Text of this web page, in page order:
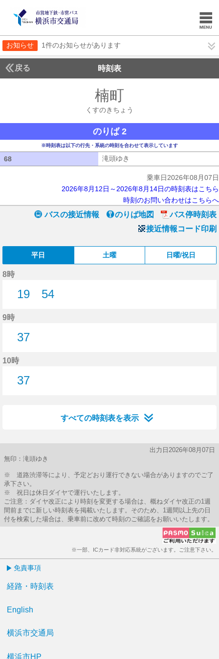
お知らせ 1件のお知らせがあります
戻る 時刻表
楠町
くすのきちょう
のりば 2
※時刻表は以下の行先・系統の時刻を合わせて表示しています
68 滝頭ゆき
乗車日2026年08月07日
2026年8月12日～2026年8月14日の時刻表はこちら
時刻のお問い合わせはこちらへ
バスの接近情報 のりば地図
バス停時刻表
接近情報コード印刷
平日 土曜 日曜/祝日
8時
19
54
9時
37
10時
37
すべての時刻表を表示
出力日2026年08月07日
無印：滝頭ゆき
※ 道路渋滞等により、予定どおり運行できない場合がありますのでご了
承下さい。
※ 祝日は休日ダイヤで運行いたします。
ご注意：ダイヤ改正により時刻を変更する場合は、概ねダイヤ改正の1週
間前までに新しい時刻表を掲載いたします。そのため、1週間以上先の日
付を検索した場合は、乗車前に改めて時刻のご確認をお願いいたします。
※一部、ICカード非対応系統がございます。ご注意下さい。
免責事項
経路・時刻表
English
横浜市交通局
横浜市HP